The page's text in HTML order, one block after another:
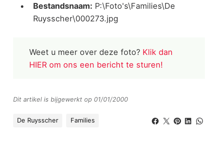
Bestandsnaam: P:\Foto's\Families\De
Ruysscher\000273.jpg
Weet u meer over deze foto? Klik dan
HIER om ons een bericht te sturen!
Dit artikel is bijgewerkt op 01/01/2000
De Ruysscher Families